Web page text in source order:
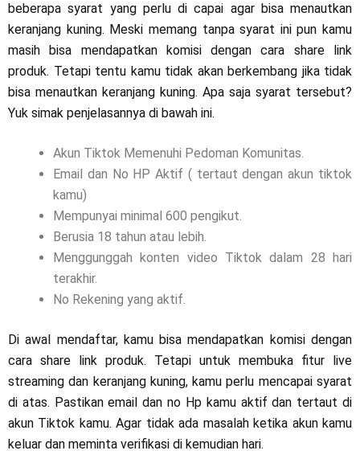
beberapa syarat yang perlu di capai agar bisa menautkan
keranjang kuning. Meski memang tanpa syarat ini pun kamu
masih bisa mendapatkan komisi dengan cara share link
produk. Tetapi tentu kamu tidak akan berkembang jika tidak
bisa menautkan keranjang kuning. Apa saja syarat tersebut?
Yuk simak penjelasannya di bawah ini.
Akun Tiktok Memenuhi Pedoman Komunitas.
Email dan No HP Aktif ( tertaut dengan akun tiktok
kamu)
Mempunyai minimal 600 pengikut.
Berusia 18 tahun atau lebih.
Menggunggah konten video Tiktok dalam 28 hari
terakhir.
No Rekening yang aktif.
Di awal mendaftar, kamu bisa mendapatkan komisi dengan
cara share link produk. Tetapi untuk membuka fitur live
streaming dan keranjang kuning, kamu perlu mencapai syarat
di atas. Pastikan email dan no Hp kamu aktif dan tertaut di
akun Tiktok kamu. Agar tidak ada masalah ketika akun kamu
keluar dan meminta verifikasi di kemudian hari.